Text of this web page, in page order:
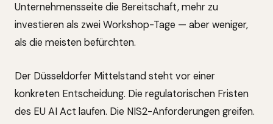
Unternehmensseite die Bereitschaft, mehr zu
investieren als zwei Workshop-Tage — aber weniger,
als die meisten befürchten.
Der Düsseldorfer Mittelstand steht vor einer
konkreten Entscheidung. Die regulatorischen Fristen
des EU AI Act laufen. Die NIS2-Anforderungen greifen.